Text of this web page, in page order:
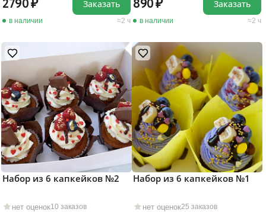
2790
в наличии 2 ч
Заказать 890
в наличии 2 ч
Заказать
нет оценок10 заказов
Набор из 6 капкейков №2
нет оценок25 заказов
Набор из 6 капкейков №1